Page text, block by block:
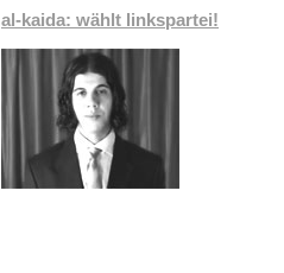
al-kaida: wählt linkspartei!